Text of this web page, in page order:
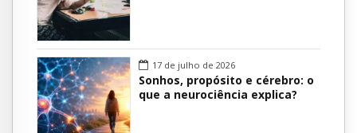
17 de julho de 2026
Sonhos, propósito e cérebro: o
que a neurociência explica?